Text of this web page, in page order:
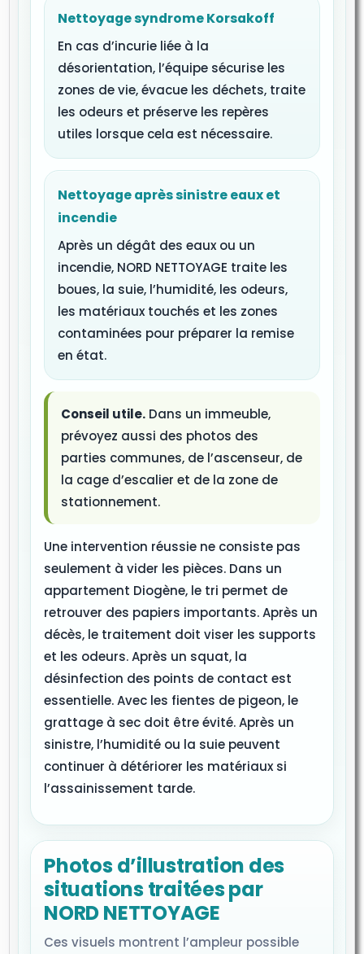
Nettoyage syndrome Korsakoff
En cas d’incurie liée à la
désorientation, l’équipe sécurise les
zones de vie, évacue les déchets, traite
les odeurs et préserve les repères
utiles lorsque cela est nécessaire.
Nettoyage après sinistre eaux et
incendie
Après un dégât des eaux ou un
incendie, NORD NETTOYAGE traite les
boues, la suie, l’humidité, les odeurs,
les matériaux touchés et les zones
contaminées pour préparer la remise
en état.
Conseil utile. Dans un immeuble,
prévoyez aussi des photos des
parties communes, de l’ascenseur, de
la cage d’escalier et de la zone de
stationnement.
Une intervention réussie ne consiste pas
seulement à vider les pièces. Dans un
appartement Diogène, le tri permet de
retrouver des papiers importants. Après un
décès, le traitement doit viser les supports
et les odeurs. Après un squat, la
désinfection des points de contact est
essentielle. Avec les fientes de pigeon, le
grattage à sec doit être évité. Après un
sinistre, l’humidité ou la suie peuvent
continuer à détériorer les matériaux si
l’assainissement tarde.
Photos d’illustration des
situations traitées par
NORD NETTOYAGE
Ces visuels montrent l’ampleur possible